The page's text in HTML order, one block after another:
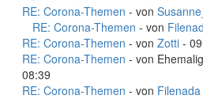
RE: Corona-Themen - von
RE: Corona-Themen - von
RE: Corona-Themen - von Zotti -
RE: Corona-Themen - von
08:39
RE: Corona-Themen - von Filenada